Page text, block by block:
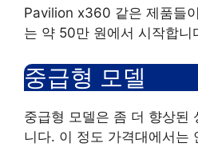
Pavilion x360 같은 제품들
는 약 50만 원에서 시작합니
중급형 모델
중급형 모델은 좀 더 향상된
니다. 이 정도 가격대에서는